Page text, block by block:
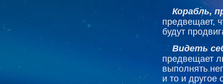
Корабль,
предвещает,
будут
Видеть
предвещает
выполнять
и то и другое